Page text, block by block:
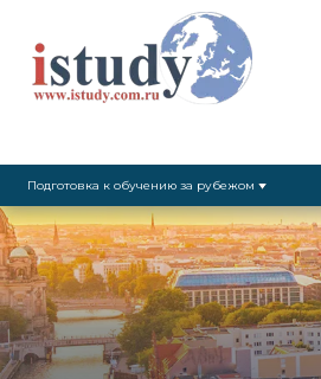
Подготовка к обучению за рубежом